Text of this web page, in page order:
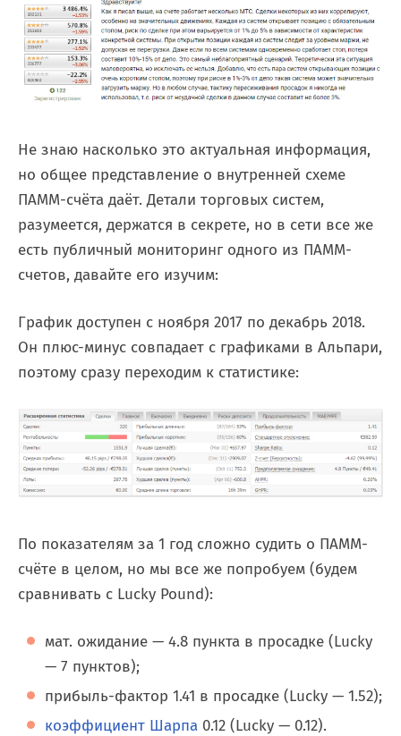
Не знаю насколько это актуальная информация,
но общее представление о внутренней схеме
ПАММ-счёта даёт. Детали торговых систем,
разумеется, держатся в секрете, но в сети все же
есть публичный мониторинг одного из ПАММ-
счетов, давайте его изучим:
График доступен с ноября 2017 по декабрь 2018.
Он плюс-минус совпадает с графиками в Альпари,
поэтому сразу переходим к статистике:
По показателям за 1 год сложно судить о ПАММ-
счёте в целом, но мы все же попробуем (будем
сравнивать с Lucky Pound):
мат. ожидание — 4.8 пункта в просадке (Lucky
— 7 пунктов);
прибыль-фактор 1.41 в просадке (Lucky — 1.52);
коэффициент Шарпа 0.12 (Lucky — 0.12).